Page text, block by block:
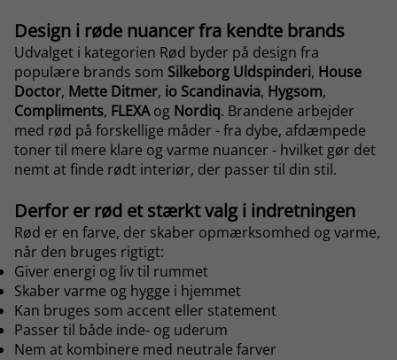
Design i røde nuancer fra kendte brands
Udvalget i kategorien Rød byder på design fra
populære brands som Silkeborg Uldspinderi, House
Doctor, Mette Ditmer, io Scandinavia, Hygsom,
Compliments, FLEXAog Nordiq. Brandene arbejder
med rød på forskellige måder - fra dybe, afdæmpede
toner til mere klare og varme nuancer - hvilket gør det
nemt at finde rødt interiør, der passer til din stil.
Derfor er rød et stærkt valg i indretningen
Rød er en farve, der skaber opmærksomhed og varme,
når den bruges rigtigt:
Giver energi og liv til rummet
Skaber varme og hygge i hjemmet
Kan bruges som accent eller statement
Passer til både inde- og uderum
Nem at kombinere med neutrale farver